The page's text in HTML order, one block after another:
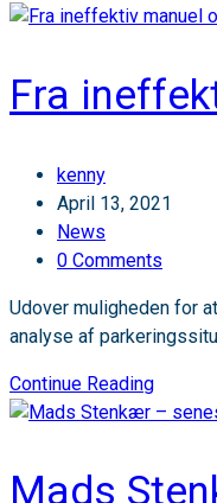
Klar
Fra
Post
author:
kenny
Post
published:
April 13, 2021
Post
category:
News
Post
0 Comments
Udover muligheden for
analyse af
Continue ReadingFra
til
Mads